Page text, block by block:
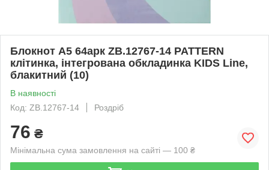
Блокнот А5 64арк ZB.12767-14 PATTERN
клітинка, інтегрована обкладинка KIDS Line,
блакитний (10)
В наявності
Код: ZB.12767-14
Роздріб
76 ₴
Мінімальна сума замовлення на сайті — 100 ₴